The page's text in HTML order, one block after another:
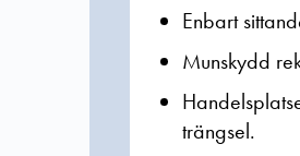
Enbart
Munskydd
trängsel.